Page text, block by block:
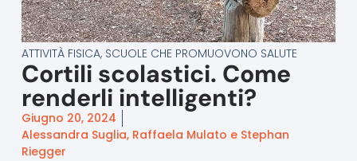
ATTIVITÀ FISICA, SCUOLE CHE PROMUOVONO SALUTE
Cortili scolastici. Come
renderli intelligenti?
Giugno 20, 2024
Alessandra Suglia, Raffaela Mulato e Stephan
Riegger